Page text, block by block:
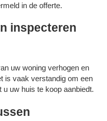
in de offerte.
inspecteren
uw woning verhogen en
is vaak verstandig om een
uw huis te koop aanbiedt.